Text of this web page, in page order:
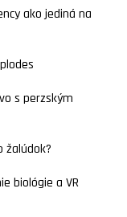
ako jediná na
s perzským
žalúdok?
biológie a VR